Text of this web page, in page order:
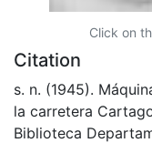
Click on
Citation
s. n. (1945).
la carretera
Biblioteca